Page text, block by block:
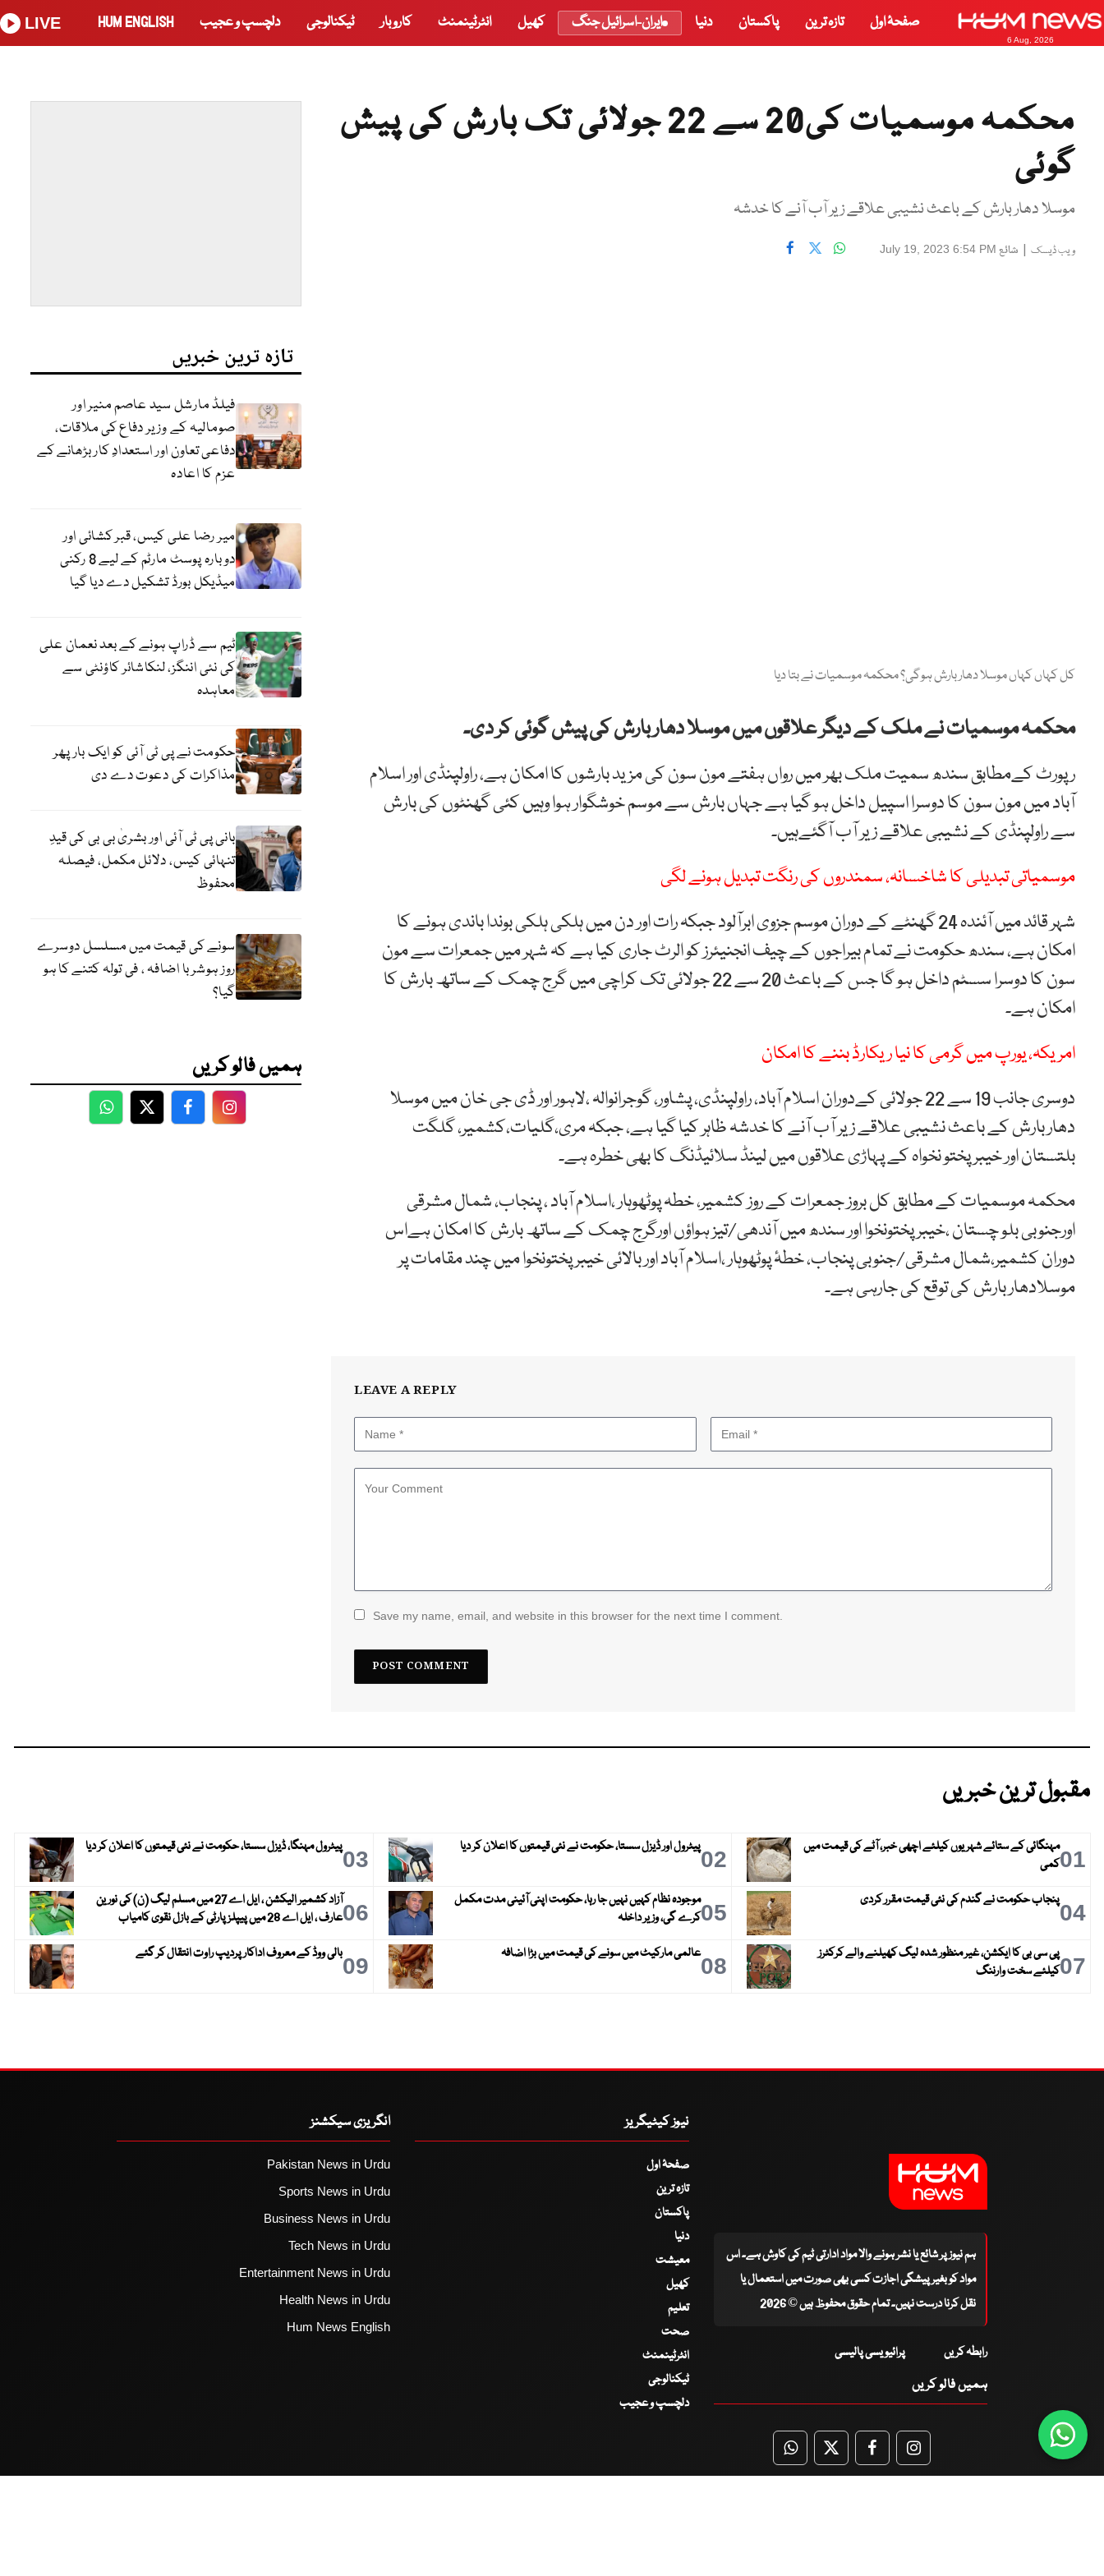
6 Aug, 2026
صفحۂ اول تازہ ترین پاکستان دنیا ایران-اسرائیل جنگ کھیل انٹرٹینمنٹ کاروبار ٹیکنالوجی دلچسپ و عجیب HUM ENGLISH
LIVE
محکمہ موسمیات کی20 سے 22 جولائی تک بارش کی پیش
گوئی
موسلا دھار بارش کے باعث نشیبی علاقے زیر آب آنے کا خدشہ
ویب ڈیسک | شائع July 19, 2023 6:54 PM
کل کہاں کہاں موسلا دھار بارش ہوگی؟ محکمہ موسمیات نے بتا دیا
محکمہ موسمیات نے ملک کے دیگر علاقوں میں موسلا دھار بارش کی پیش گوئی کر دی۔
رپورٹ کےمطابق سندھ سمیت ملک بھر میں رواں ہفتے مون سون کی مزید بارشوں کا امکان ہے، راولپنڈی اور اسلام
آباد میں مون سون کا دوسرا اسپیل داخل ہو گیا ہے جہاں بارش سے موسم خوشگوار ہوا وہیں کئی گھنٹوں کی بارش
سے راولپنڈی کے نشیبی علاقے زیر آب آگئےہیں۔
موسمیاتی تبدیلی کا شاخسانہ، سمندروں کی رنگت تبدیل ہونے لگی
شہر قائد میں آئندہ 24 گھنٹے کے دوران موسم جزوی ابرآلود جبکہ رات اور دن میں ہلکی ہلکی بوندا باندی ہونے کا
امکان ہے، سندھ حکومت نے تمام بیراجوں کے چیف انجنیئرز کو الرٹ جاری کیا ہے کہ شہر میں جمعرات سے مون
سون کا دوسرا سسٹم داخل ہو گا جس کے باعث 20 سے 22 جولائی تک کراچی میں گرج چمک کے ساتھ بارش کا
امکان ہے۔
امریکہ، یورپ میں گرمی کا نیا ریکارڈ بننے کا امکان
دوسری جانب 19 سے 22 جولائی کےدوران اسلام آباد، راولپنڈی، پشاور، گوجرانوالہ ،لاہور اور ڈی جی خان میں موسلا
دھار بارش کے باعث نشیبی علاقے زیر آب آنے کا خدشہ ظاہر کیا گیا ہے، جبکہ مری،گلیات،کشمیر، گلگت
بلتستان اور خیبر پختو نخواہ کے پہاڑی علاقوں میں لینڈ سلائیڈنگ کا بھی خطرہ ہے۔
محکمہ موسمیات کے مطابق کل بروز جمعرات کے روز کشمیر، خطہ پوٹھوہار ،اسلام آباد ، پنجاب، شمال مشرقی
اورجنوبی بلو چستان ،خیبر پختونخوا اور سندھ میں آندھی/تیز ہواؤں اورگرج چمک کے ساتھ بارش کا امکان ہےاس
دوران کشمیر،شمال مشرقی/جنوبی پنجاب، خطۂ پوٹھوہار ،اسلام آباد اور بالائی خیبر پختونخوا میں چند مقامات پر
موسلادھار بارش کی توقع کی جارہی ہے۔
LEAVE A REPLY
Save my name, email, and website in this browser for the next time I comment.
تازہ ترین خبریں
فیلڈ مارشل سید عاصم منیر اور
صومالیہ کے وزیر دفاع کی ملاقات،
دفاعی تعاون اور استعدادِ کار بڑھانے کے
عزم کا اعادہ
میر رضا علی کیس، قبر کشائی اور
دوبارہ پوسٹ مارٹم کے لیے 8 رکنی
میڈیکل بورڈ تشکیل دے دیا گیا
ٹیم سے ڈراپ ہونے کے بعد نعمان علی
کی نئی اننگز، لنکاشائر کاؤنٹی سے
معاہدہ
حکومت نے پی ٹی آئی کو ایک بارپھر
مذاکرات کی دعوت دے دی
بانی پی ٹی آئی اور بشریٰ بی بی کی قیدِ
تنہائی کیس، دلائل مکمل، فیصلہ
محفوظ
سونے کی قیمت میں مسلسل دوسرے
روز ہوشربا اضافہ ، فی تولہ کتنے کا ہو
گیا؟
ہمیں فالو کریں
WhatsApp
TwitterFacebookFacebook
مقبول ترین خبریں
01مہنگائی کے ستائے شہریوں کیلئے اچھی خبر، آٹے کی قیمت میں
کمی
02پیٹرول اور ڈیزل سستا، حکومت نے نئی قیمتوں کا اعلان کر دیا 03پیٹرول مہنگا، ڈیزل سستا، حکومت نے نئی قیمتوں کا اعلان کر دیا
04پنجاب حکومت نے گندم کی نئی قیمت مقرر کردی 05موجودہ نظام کہیں نہیں جا رہا، حکومت اپنی آئینی مدت مکمل
کرے گی، وزیر داخلہ
06
آزاد کشمیر الیکشن ، ایل اے 27 میں مسلم لیگ (ن) کی نورین
عارف ، ایل اے 28 میں پیپلز پارٹی کے بازل نقوی کامیاب
07پی سی بی کا ایکشن، غیر منظور شدہ لیگ کھیلنے والے کرکٹرز
کیلئے سخت وارننگ
08عالمی مارکیٹ میں سونے کی قیمت میں بڑا اضافہ 09بالی ووڈ کے معروف اداکار پردیپ راوت انتقال کر گئے
ہم نیوز پر شائع یا نشر ہونے والا مواد ادارتی ٹیم کی کاوش ہے۔ اس
مواد کو بغیر پیشگی اجازت کسی بھی صورت میں استعمال یا
نقل کرنا درست نہیں۔ تمام حقوق محفوظ ہیں © 2026
رابطہ کریں پرائیویسی پالیسی
ہمیں فالو کریں
WhatsApp
TwitterFacebookFacebook
نیوز کیٹیگریز
صفحۂ اول
تازہ ترین
پاکستان
دنیا
معیشت
کھیل
تعلیم
صحت
انٹرٹینمنٹ
ٹیکنالوجی
دلچسپ و عجیب
انگریزی سیکشنز
Pakistan News in Urdu
Sports News in Urdu
Business News in Urdu
Tech News in Urdu
Entertainment News in Urdu
Health News in Urdu
Hum News English